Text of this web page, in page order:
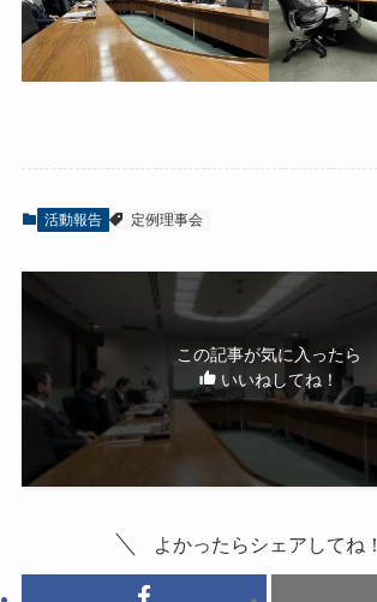
活動報告 定例理事会
この記事が気に入ったら
いいねしてね！
よかったらシェアしてね！